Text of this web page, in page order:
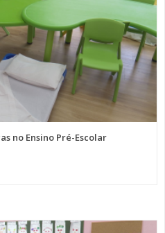
no Ensino Pré-Escolar